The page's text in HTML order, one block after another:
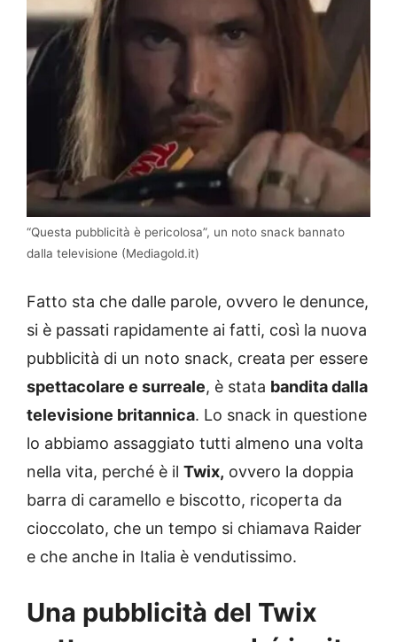
“Questa pubblicità è pericolosa”, un noto snack bannato
dalla televisione (Mediagold.it)
Fatto sta che dalle parole, ovvero le denunce,
si è passati rapidamente ai fatti, così la nuova
pubblicità di un noto snack, creata per essere
spettacolare e surreale, è stata bandita dalla
televisione britannica. Lo snack in questione
lo abbiamo assaggiato tutti almeno una volta
nella vita, perché è il Twix, ovvero la doppia
barra di caramello e biscotto, ricoperta da
cioccolato, che un tempo si chiamava Raider
e che anche in Italia è vendutissimo.
Una pubblicità del Twix